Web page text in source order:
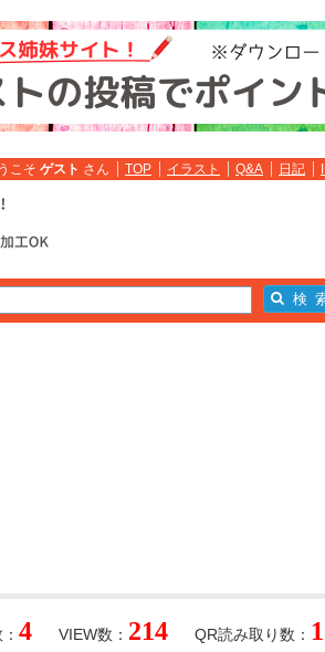
こそ ゲスト さん TOP イラスト Q&A 日記
QR読み取り数： 1
VIEW数： 214
4